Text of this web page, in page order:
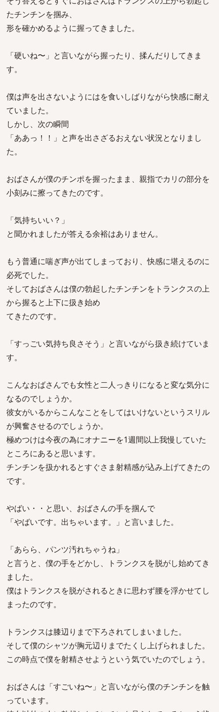
たチンチンを掴み、
形を確かめるように握ってきました。
「硬いね〜」と言いながら握ったり、揉んだりしてきま
す。
僕は声を出さないようにはを食いしばりながら快感に耐え
ていました。
しかし、次の瞬間
「ああっ！！」と声を出さざるおえない状況となりまし
た。
おばさんが僕のチンポを握ったまま、親指でカリの部分を
小刻みに擦ってきたのです。
「気持ちいい？」
と聞かれましたが答える余裕はありません。
もう普通に喘ぎ声が出てしまっており、快感に堪えるのに
必死でした。
そしておばさんは僕の勃起したチンチンをトランクスの上
から握ると上下に扱き始め
てきたのです。
「すっごい気持ち良さそう」と言いながら扱き続けていま
す。
こんなおばさんでも女性と二人っきりになると変な気分に
なるのでしょうか。
彼女がいるからこんなことをしてはいけないというスリル
が興奮させるのでしょうか。
極めつけは今夜の為にオナニーを1週間以上我慢していた
ところにあると思います。
チンチンを扱かれるとすぐさま射精感が込み上げてきたの
です。
やばい・・と思い、おばさんの手を掴んで
「やばいです。出ちゃいます。」と言いました。
「あらら、パンツ汚れちゃうね」
と言うと、僕の手をどかし、トランクスを脱がし始めてき
ました。
僕はトランクスを脱がされるときに思わず腰を浮かせてし
まったのです。
トランクスは膝辺りまで下ろされてしまいました。
そして僕のシャツが胸元辺りまでたくし上げられました。
この時点で僕を射精させようという気でいたのでしょう。
おばさんは「すごいね〜」と言いながら僕のチンチンを触
っています。